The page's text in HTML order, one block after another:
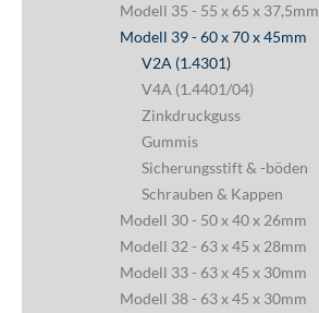
Modell 35 - 55 x 65 x 37,5mm
Modell 39 - 60 x 70 x 45mm
V2A (1.4301)
V4A (1.4401/04)
Zinkdruckguss
Gummis
Sicherungsstift & -böden
Schrauben & Kappen
Modell 30 - 50 x 40 x 26mm
Modell 32 - 63 x 45 x 28mm
Modell 33 - 63 x 45 x 30mm
Modell 38 - 63 x 45 x 30mm